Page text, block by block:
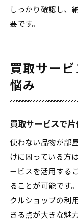
しっかり確認し、
要です。
買取サー
悩み
買取サービスで
使わない品物が部
けに困っている方
ービスを活用する
ることが可能です
クルショップの利
きる点が大きな魅力